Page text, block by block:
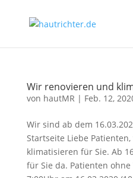
Wir renovieren und
von hautMR | Feb. 12,
Wir sind ab dem
Startseite Liebe
klimatisieren für Sie. Ab
für Sie da. Patienten